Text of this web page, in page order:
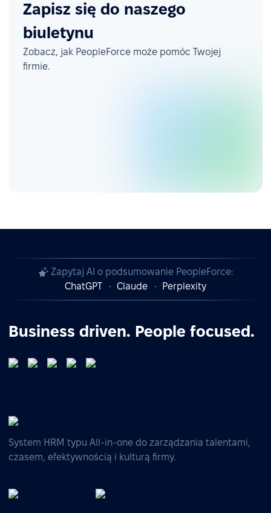
Zapisz się do naszego
biuletynu
Zobacz, jak PeopleForce może pomóc Twojej
firmie.
Zapytaj AI o podsumowanie PeopleForce:
ChatGPT
Claude Perplexity
Business driven. People focused.
System HRM typu All-in-one do zarządzania talentami,
czasem, efektywnością i kulturą firmy.